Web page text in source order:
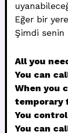
Eğer bir
Şimdi senin
All you
You can
When you
temporary
You
You can